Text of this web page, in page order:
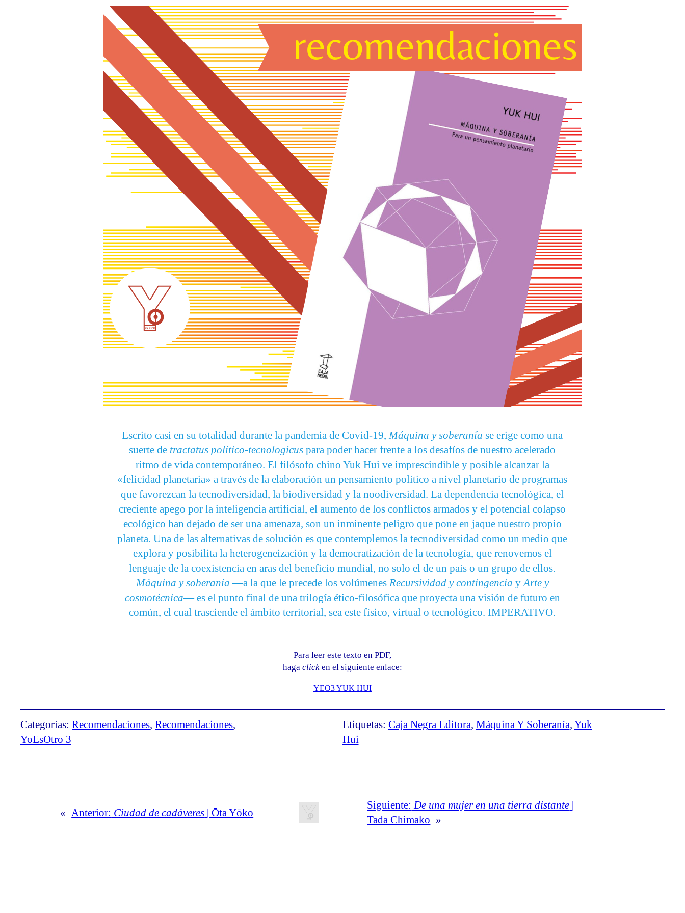
Escrito casi en su totalidad durante la pandemia de Covid-19, Máquina y soberanía se erige como una
suerte de tractatus político-tecnologicus para poder hacer frente a los desafíos de nuestro acelerado
ritmo de vida contemporáneo. El filósofo chino Yuk Hui ve imprescindible y posible alcanzar la
«felicidad planetaria» a través de la elaboración un pensamiento político a nivel planetario de programas
que favorezcan la tecnodiversidad, la biodiversidad y la noodiversidad. La dependencia tecnológica, el
creciente apego por la inteligencia artificial, el aumento de los conflictos armados y el potencial colapso
ecológico han dejado de ser una amenaza, son un inminente peligro que pone en jaque nuestro propio
planeta. Una de las alternativas de solución es que contemplemos la tecnodiversidad como un medio que
explora y posibilita la heterogeneización y la democratización de la tecnología, que renovemos el
lenguaje de la coexistencia en aras del beneficio mundial, no solo el de un país o un grupo de ellos.
Máquina y soberanía —a la que le precede los volúmenes Recursividad y contingencia y Arte y
cosmotécnica— es el punto final de una trilogía ético-filosófica que proyecta una visión de futuro en
común, el cual trasciende el ámbito territorial, sea este físico, virtual o tecnológico. IMPERATIVO.
Para leer este texto en PDF,
haga click en el siguiente enlace:
YEO3 YUK HUI
Categorías: Recomendaciones, Recomendaciones
YoEsOtro 3
Etiquetas: Caja Negra Editora, Máquina Y Soberanía, Yuk
Hui
« Anterior: Ciudad de cadáveres | Ōta Yōko
Siguiente: De una mujer en una tierra distante
Tada Chimako »